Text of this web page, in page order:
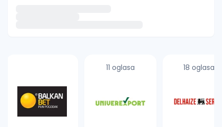
Takođe možete da:
proverite pravopisne greške (koristite č, ć, š, đ,
11 oglasa 18 oglasa